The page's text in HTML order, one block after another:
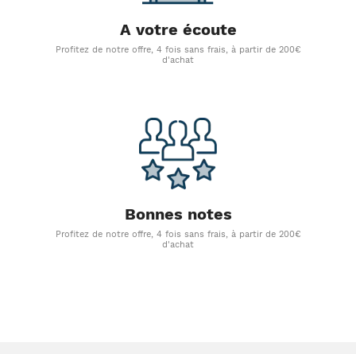
A votre écoute
Profitez de notre offre, 4 fois sans frais, à partir de 200€
d'achat
Bonnes notes
Profitez de notre offre, 4 fois sans frais, à partir de 200€
d'achat